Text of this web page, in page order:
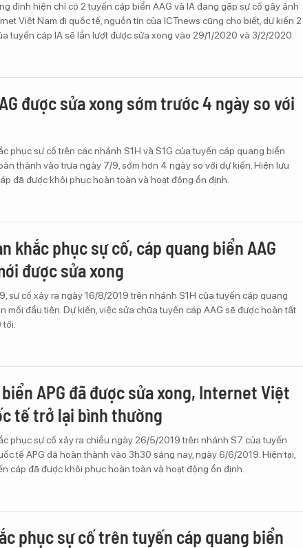
định hiện chỉ có 2 tuyến cáp biển AAG và IA đang gặp sự cố gây ảnh
Việt Nam đi quốc tế, nguồn tin của ICTnews cũng cho biết, dự kiến 2
tuyến cáp IA sẽ lần lượt được sửa xong vào 29/1/2020 và 3/2/2020.
được sửa xong sớm trước 4 ngày so với
phục sự cố trên các nhánh S1H và S1G của tuyến cáp quang biển
thành vào trưa ngày 7/9, sớm hơn 4 ngày so với dự kiến. Hiện lưu
đã được khôi phục hoàn toàn và hoạt động ổn định.
khắc phục sự cố, cáp quang biển AAG
được sửa xong
sự cố xảy ra ngày 16/8/2019 trên nhánh S1H của tuyến cáp quang
mối đầu tiên. Dự kiến, việc sửa chữa tuyến cáp AAG sẽ được hoàn tất
APG đã được sửa xong, Internet Việt
tế trở lại bình thường
phục sự cố xảy ra chiều ngày 26/5/2019 trên nhánh S7 của tuyến
tế APG đã hoàn thành vào 3h30 sáng nay, ngày 6/6/2019. Hiện tại,
cáp đã được khôi phục hoàn toàn và hoạt động ổn định.
phục sự cố trên tuyến cáp quang biển